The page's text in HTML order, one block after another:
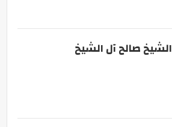
الشيخ صالح آل الشيخ